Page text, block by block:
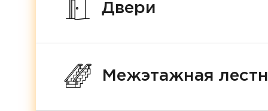
Двери
Межэтажная